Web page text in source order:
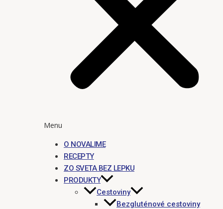
Menu
O NOVALIME
RECEPTY
ZO SVETA BEZ LEPKU
PRODUKTY
Cestoviny
Bezgluténové cestoviny